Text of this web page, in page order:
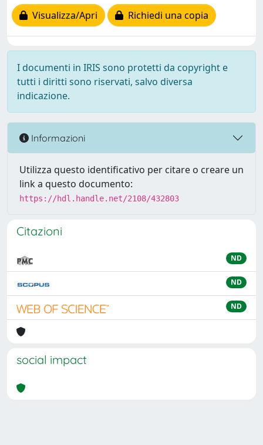
Visualizza/Apri
Richiedi una copia
I documenti in IRIS sono protetti da copyright e
tutti i diritti sono riservati, salvo diversa
indicazione.
Informazioni
Utilizza questo identificativo per citare o creare un
link a questo documento:
https://hdl.handle.net/2108/432803
Citazioni
ND
ND
ND
social impact